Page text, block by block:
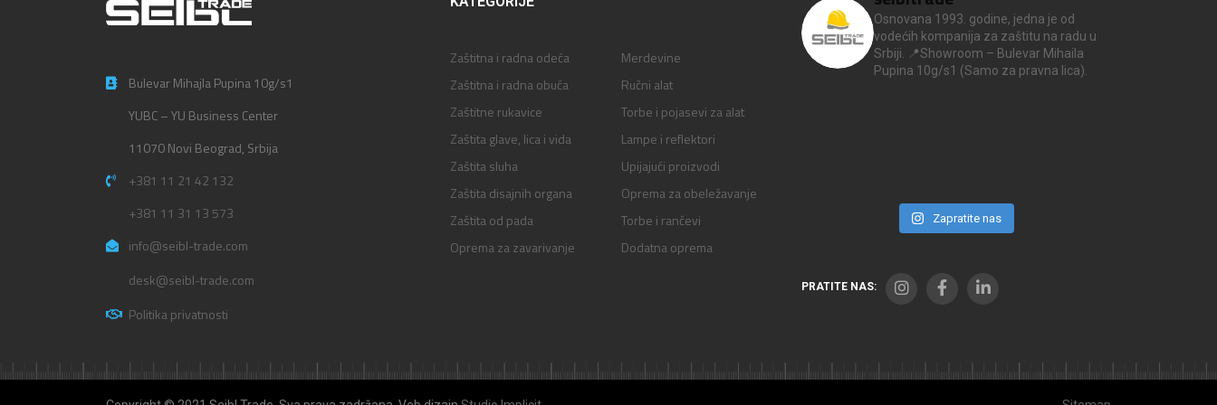
Bulevar Mihajla Pupina 10g/s1
YUBC – YU Business Center
11070 Novi Beograd, Srbija
+381 11 21 42 132
+381 11 31 13 573
info@seibl-trade.com
desk@seibl-trade.com
Politika privatnosti
Zaštitna i radna odeća
Zaštitna i radna obuća
Zaštitne rukavice
Zaštita glave, lica i vida
Zaštita sluha
Zaštita disajnih organa
Zaštita od pada
Oprema za zavarivanje
Merdevine
Ručni alat
Torbe i pojasevi za alat
Lampe i reflektori
Upijajući proizvodi
Oprema za obeležavanje
Torbe i rančevi
Dodatna oprema
Osnovana 1993. godine, jedna je od
vodećih kompanija za zaštitu na radu u
Srbiji.
📍Showroom – Bulevar Mihaila
Pupina 10g/s1 (Samo za pravna lica).
Zapratite nas
PRATITE NAS: